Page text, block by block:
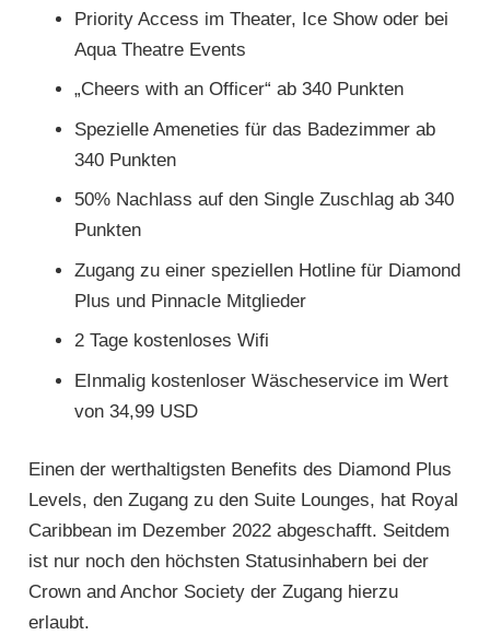
Priority Access im Theater, Ice Show oder bei
Aqua Theatre Events
„Cheers with an Officer“ ab 340 Punkten
Spezielle Ameneties für das Badezimmer ab
340 Punkten
50% Nachlass auf den Single Zuschlag ab 340
Punkten
Zugang zu einer speziellen Hotline für Diamond
Plus und Pinnacle Mitglieder
2 Tage kostenloses Wifi
EInmalig kostenloser Wäscheservice im Wert
von 34,99 USD
Einen der werthaltigsten Benefits des Diamond Plus
Levels, den Zugang zu den Suite Lounges, hat Royal
Caribbean im Dezember 2022 abgeschafft. Seitdem
ist nur noch den höchsten Statusinhabern bei der
Crown and Anchor Society der Zugang hierzu
erlaubt.